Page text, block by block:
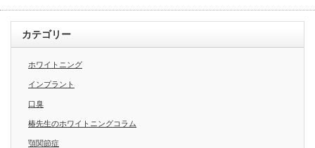
カテゴリー
ホワイトニング
インプラント
口臭
椿先生のホワイトニングコラム
顎関節症